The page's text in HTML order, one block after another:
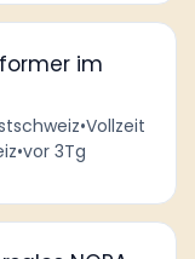
im
•Vollzeit
•vor 3Tg